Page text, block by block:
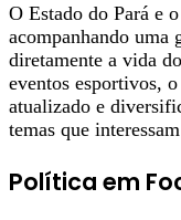
O Estado do Pará e
acompanhando uma
diretamente a vida
eventos esportivos,
atualizado e
temas que
Política em